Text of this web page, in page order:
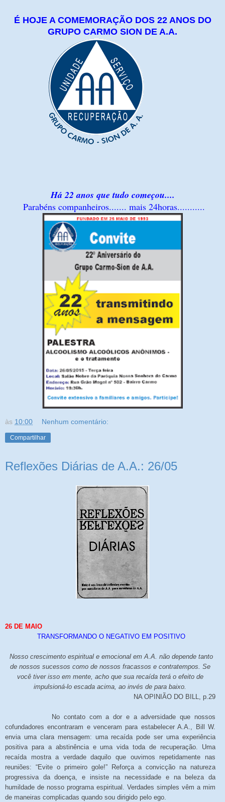
É HOJE A COMEMORAÇÃO DOS 22 ANOS DO
GRUPO CARMO SION DE A.A.
Há 22 anos que tudo começou....
Parabéns companheiros....... mais 24horas...........
às 10:00 Nenhum comentário:
Compartilhar
Reflexões Diárias de A.A.: 26/05
26 DE MAIO
TRANSFORMANDO O NEGATIVO EM POSITIVO
Nosso crescimento espiritual e emocional em A.A. não depende tanto
de nossos sucessos como de nossos fracassos e contratempos. Se
você tiver isso em mente, acho que sua recaída terá o efeito de
impulsioná-lo escada acima, ao invés de para baixo.
NA OPINIÃO DO BILL, p.29
No contato com a dor e a adversidade que nossos
cofundadores encontraram e venceram para estabelecer A.A., Bill W.
envia uma clara mensagem: uma recaída pode ser uma experiência
positiva para a abstinência e uma vida toda de recuperação. Uma
recaída mostra a verdade daquilo que ouvimos repetidamente nas
reuniões: “Evite o primeiro gole!” Reforça a convicção na natureza
progressiva da doença, e insiste na necessidade e na beleza da
humildade de nosso programa espiritual. Verdades simples vêm a mim
de maneiras complicadas quando sou dirigido pelo ego.